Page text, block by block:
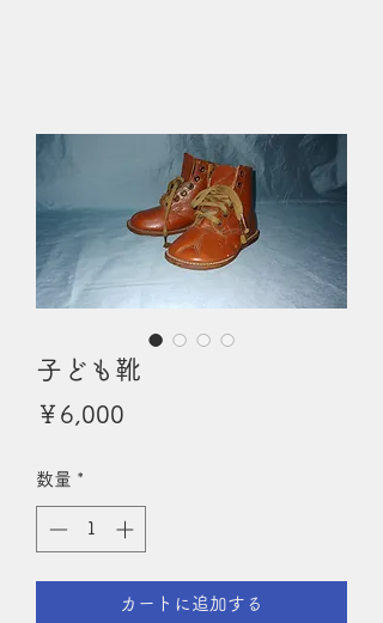
子ども靴
￥6,000
数量 *
カートに追加する